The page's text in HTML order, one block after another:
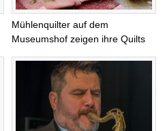
Mühlenquilter auf dem
Museumshof zeigen ihre Quilts